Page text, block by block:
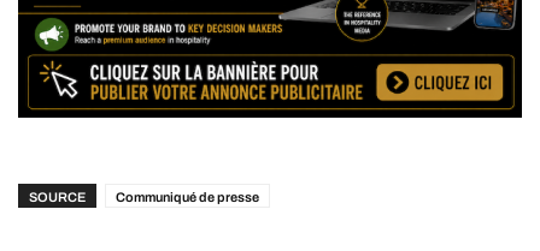
SOURCE Communiqué de presse